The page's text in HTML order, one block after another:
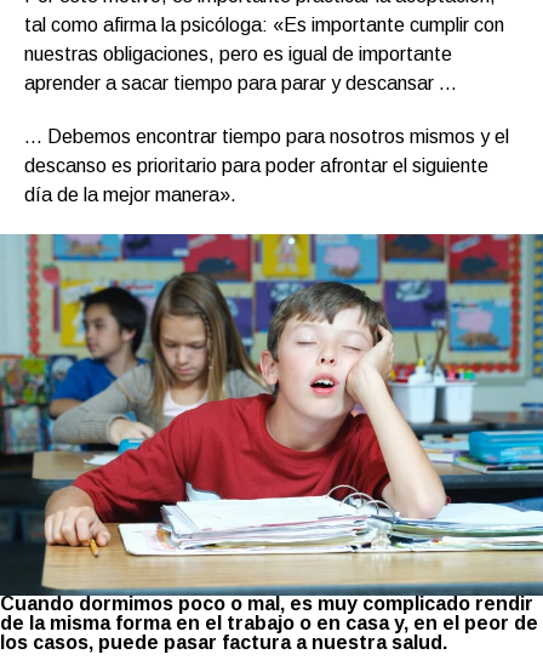
tal como afirma la psicóloga: «Es importante cumplir con
nuestras obligaciones, pero es igual de importante
aprender a sacar tiempo para parar y descansar …
… Debemos encontrar tiempo para nosotros mismos y el
descanso es prioritario para poder afrontar el siguiente
día de la mejor manera».
Cuando dormimos poco o mal, es muy complicado rendir
de la misma forma en el trabajo o en casa y, en el peor de
los casos, puede pasar factura a nuestra salud.